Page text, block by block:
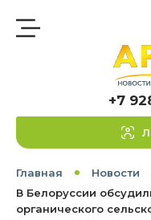
+7
Главная
Новости
В Белоруссии
органического